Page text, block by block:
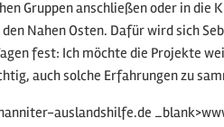
Gruppen anschließen oder in die
Nahen Osten. Dafür wird sich
fest: Ich möchte die Projekte
auch solche Erfahrungen zu
auslandshilfe.de